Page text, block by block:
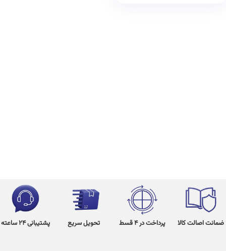
ضمانت اصالت کالا پرداخت در 4 قسط تحویل سریع پشتیبانی 24 ساعته